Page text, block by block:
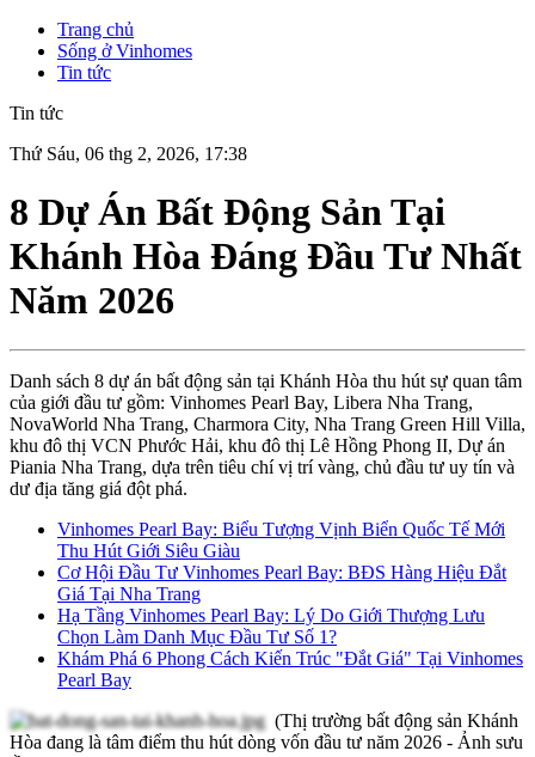
Trang chủ
Sống ở Vinhomes
Tin tức
Tin tức
Thứ Sáu, 06 thg 2, 2026, 17:38
8 Dự Án Bất Động Sản Tại
Khánh Hòa Đáng Đầu Tư Nhất
Năm 2026
Danh sách 8 dự án bất động sản tại Khánh Hòa thu hút sự quan tâm
của giới đầu tư gồm: Vinhomes Pearl Bay, Libera Nha Trang,
NovaWorld Nha Trang, Charmora City, Nha Trang Green Hill Villa,
khu đô thị VCN Phước Hải, khu đô thị Lê Hồng Phong II, Dự án
Piania Nha Trang, dựa trên tiêu chí vị trí vàng, chủ đầu tư uy tín và
dư địa tăng giá đột phá.
Vinhomes Pearl Bay: Biểu Tượng Vịnh Biển Quốc Tế Mới
Thu Hút Giới Siêu Giàu
Cơ Hội Đầu Tư Vinhomes Pearl Bay: BĐS Hàng Hiệu Đắt
Giá Tại Nha Trang
Hạ Tầng Vinhomes Pearl Bay: Lý Do Giới Thượng Lưu
Chọn Làm Danh Mục Đầu Tư Số 1?
Khám Phá 6 Phong Cách Kiến Trúc "Đắt Giá" Tại Vinhomes
Pearl Bay
(Thị trường bất động sản Khánh
Hòa đang là tâm điểm thu hút dòng vốn đầu tư năm 2026 - Ảnh sưu